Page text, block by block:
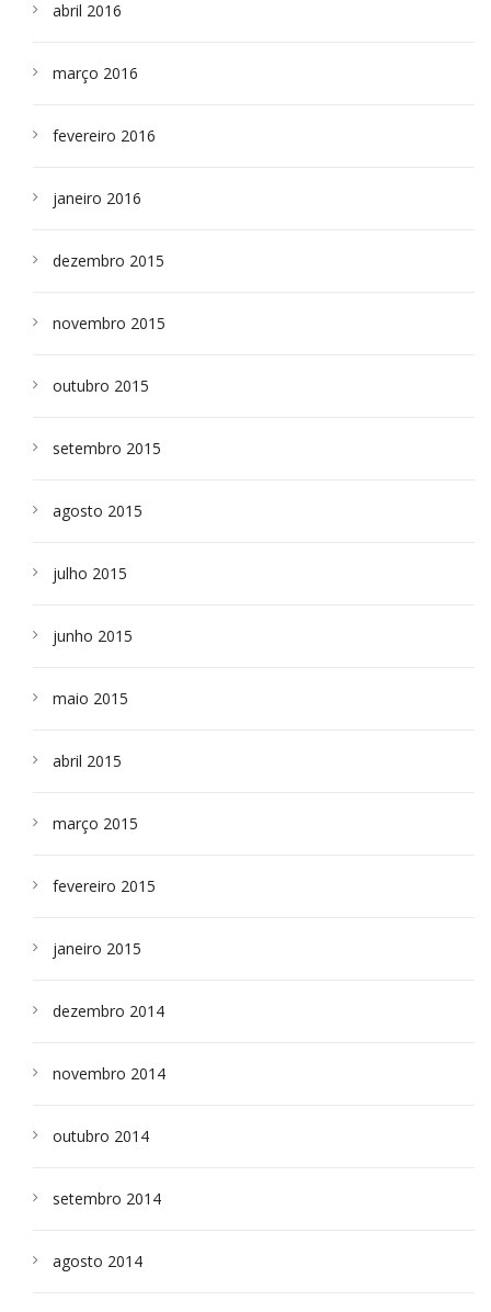
abril 2016
março 2016
fevereiro 2016
janeiro 2016
dezembro 2015
novembro 2015
outubro 2015
setembro 2015
agosto 2015
julho 2015
junho 2015
maio 2015
abril 2015
março 2015
fevereiro 2015
janeiro 2015
dezembro 2014
novembro 2014
outubro 2014
setembro 2014
agosto 2014